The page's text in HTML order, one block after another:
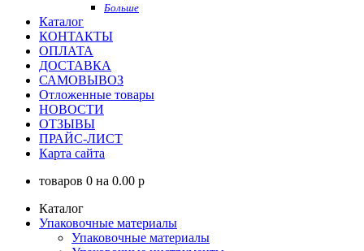
Больше
Каталог
КОНТАКТЫ
ОПЛАТА
ДОСТАВКА
САМОВЫВОЗ
Отложенные товары
НОВОСТИ
ОТЗЫВЫ
ПРАЙС-ЛИСТ
Карта сайта
товаров 0 на 0.00 p
Каталог
Упаковочные материалы
Упаковочные материалы